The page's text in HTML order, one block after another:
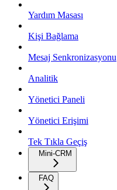
Yardım Masası
Kişi Bağlama
Mesaj Senkronizasyonu
Analitik
Yönetici Paneli
Yönetici Erişimi
Tek Tıkla Geçiş
Mini-CRM
FAQ